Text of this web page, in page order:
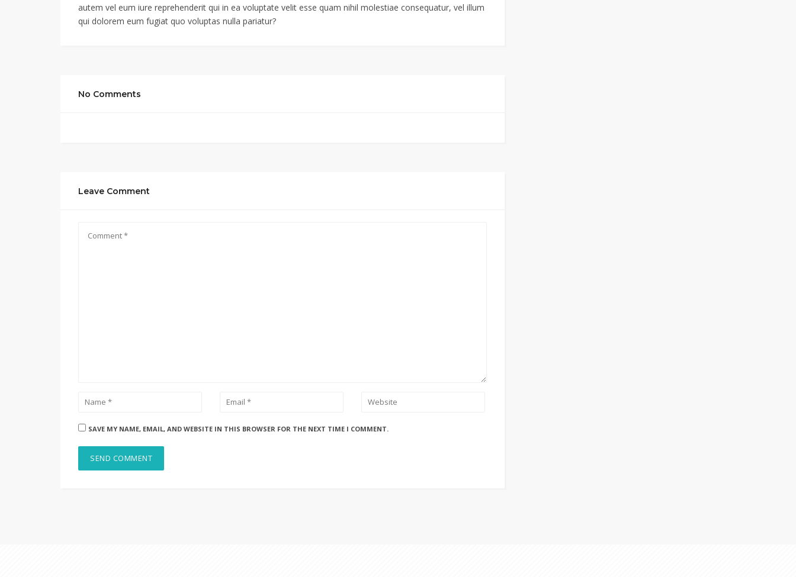
autem vel eum iure reprehenderit qui in ea voluptate velit esse quam nihil molestiae consequatur, vel illum
qui dolorem eum fugiat quo voluptas nulla pariatur?
No Comments
Leave Comment
SAVE MY NAME, EMAIL, AND WEBSITE IN THIS BROWSER FOR THE NEXT TIME I COMMENT.